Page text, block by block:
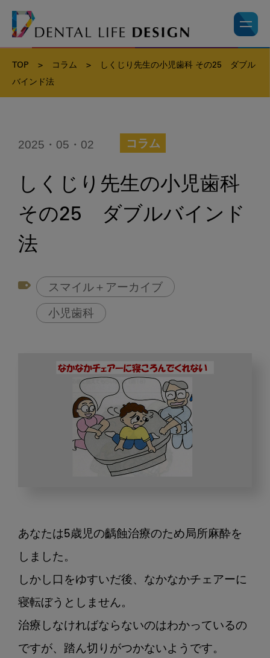
TOP > コラム >
しくじり先生の小児歯科 その25 ダブル
バインド法
2025・05・02 コラム
しくじり先生の小児歯科
その25 ダブルバインド
法
スマイル＋アーカイブ
小児歯科
り
先
生
の
小
児
科
あなたは5歳児の齲蝕治療のため局所麻酔を
しました。
しかし口をゆすいだ後、なかなかチェアーに
寝転ぼうとしません。
治療しなければならないのはわかっているの
ですが、踏ん切りがつかないようです。